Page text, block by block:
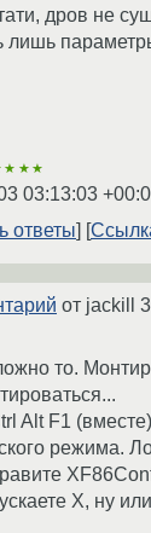
дров не
лишь
03:13:03
ответы
от jackill
то.
Alt F1
режима.
X, ну